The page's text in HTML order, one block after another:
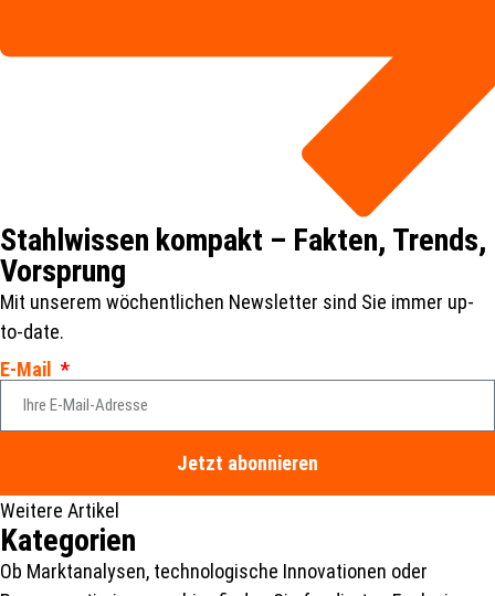
Stahlwissen kompakt – Fakten, Trends,
Vorsprung
Mit unserem wöchentlichen Newsletter sind Sie immer up-
to-date.
E-Mail
Jetzt abonnieren
Weitere Artikel
Kategorien
Ob Marktanalysen, technologische Innovationen oder